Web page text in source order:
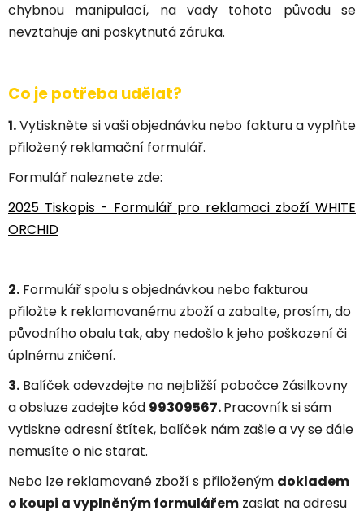
chybnou manipulací, na vady tohoto původu se
nevztahuje ani poskytnutá záruka.
Co je potřeba udělat?
1.Vytiskněte si vaši objednávku nebo fakturu a vyplňte
přiložený reklamační formulář.
Formulář naleznete zde:
2025 Tiskopis - Formulář pro reklamaci zboží WHITE
ORCHID
2. Formulář spolu s objednávkou nebo fakturou
přiložte k reklamovanému zboží a zabalte, prosím, do
původního obalu tak, aby nedošlo k jeho poškození či
úplnému zničení.
3. Balíček odevzdejte na nejbližší pobočce Zásilkovny
a obsluze zadejte kód 99309567.Pracovník si sám
vytiskne adresní štítek, balíček nám zašle a vy se dále
nemusíte o nic starat.
Nebo lze reklamované zboží s přiloženým dokladem
o koupi a vyplněným formulářem zaslat na adresu